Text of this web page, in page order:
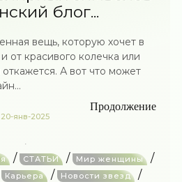
блог...
вещь, которую хочет в
от красивого колечка или
А вот что может
Продолжение
20-янв-2025
/ СТАТЬИ / Мир женщины /
Карьера / Новости звезд /